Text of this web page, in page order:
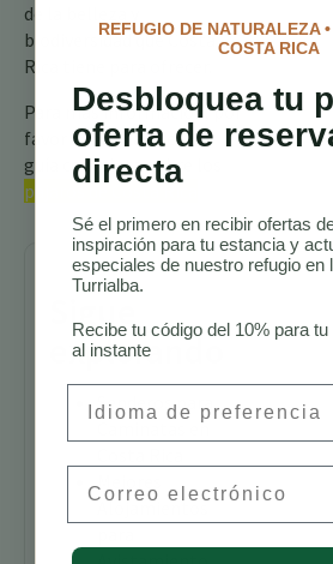
de la belleza y
biodiversidad que Costa
Rica tiene para ofrecer.
Para más información, por
favor consulta nuestra
guía completa sobre los
pájaros de Costa Rica
Sigue
explorando
Senderos para
Caminatas en
Mejores
Alojamientos
REFUGIO DE NATURALEZA
COSTA RICA
Desbloquea tu
oferta de
directa
Sé el primero en recibir ofertas
inspiración para tu estancia y
especiales de nuestro refugio en
Turrialba.
Recibe tu código del 10% para
al instante